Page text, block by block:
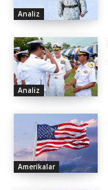
Analiz
Analiz
Amerikalar